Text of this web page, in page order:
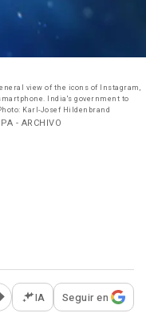
view of the icons of Instagram,
India's government to
Karl-Josef Hildenbrand
- ARCHIVO
opciones para
IA Seguir en